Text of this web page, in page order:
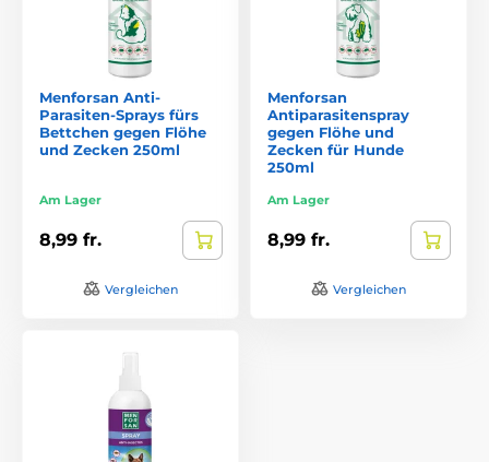
Menforsan Anti-
Parasiten-Sprays fürs
Bettchen gegen Flöhe
und Zecken 250ml
Am Lager
8,99 fr.
Vergleichen
Menforsan
Antiparasitenspray
gegen Flöhe und
Zecken für Hunde
250ml
Am Lager
8,99 fr.
Vergleichen